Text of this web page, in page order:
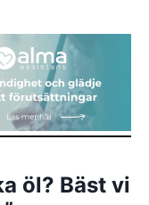
öl? Bäst vi